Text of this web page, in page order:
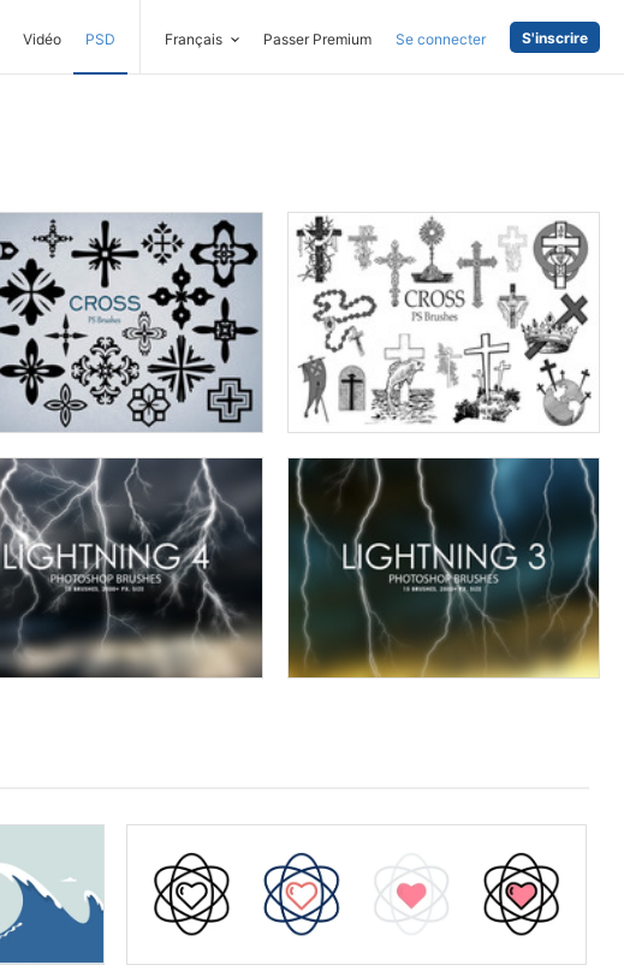
Vidéo PSD Français Passer Premium Se connecter S'inscrire